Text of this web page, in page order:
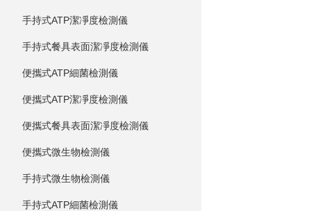
手持式ATP潔凈度檢測儀
手持式餐具表面潔凈度檢測儀
便攜式ATP細菌檢測儀
便攜式ATP潔凈度檢測儀
便攜式餐具表面潔凈度檢測儀
便攜式微生物檢測儀
手持式微生物檢測儀
手持式ATP細菌檢測儀